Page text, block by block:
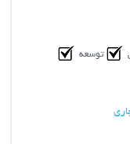
توسعه